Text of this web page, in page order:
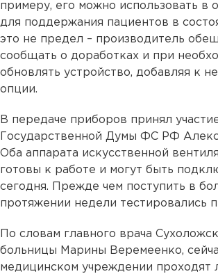
примеру, его можно использовать в
для поддержания пациентов в
это не предел – производитель
сообщать о доработках и при
обновлять устройство, добавляя к
опции.
В передаче приборов принял
Государственной Думы ФС РФ
Оба аппарата искусственной
готовы к работе и могут быть
сегодня. Прежде чем поступить в
протяжении недели тестировались
По словам главного врача
больницы Марины Веремеенко,
медицинском учреждении проходят